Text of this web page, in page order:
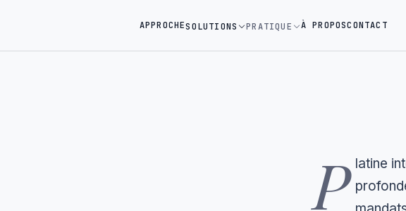
APPROCHESOLUTIONS PRATIQUE À PROPOSCONTACT
P latine